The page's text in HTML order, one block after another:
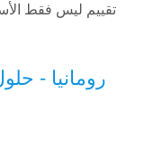
تقييم ليس فقط
رومانيا -